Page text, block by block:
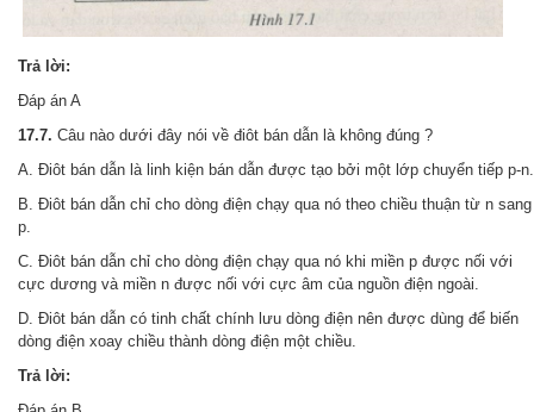
Trả lời:
Đáp án A
17.7. Câu nào dưới đây nói về điôt bán dẫn là không đúng ?
A. Điôt bán dẫn là linh kiện bán dẫn được tạo bởi một lớp chuyển tiếp p-n.
B. Điôt bán dẫn chỉ cho dòng điện chạy qua nó theo chiều thuận từ n sang
p.
C. Điôt bán dẫn chỉ cho dòng điện chạy qua nó khi miền p được nối với
cực dương và miền n được nối với cực âm của nguồn điện ngoài.
D. Điôt bán dẫn có tinh chất chính lưu dòng điện nên được dùng để biến
dòng điện xoay chiều thành dòng điện một chiều.
Trả lời: